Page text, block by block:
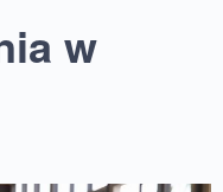
w